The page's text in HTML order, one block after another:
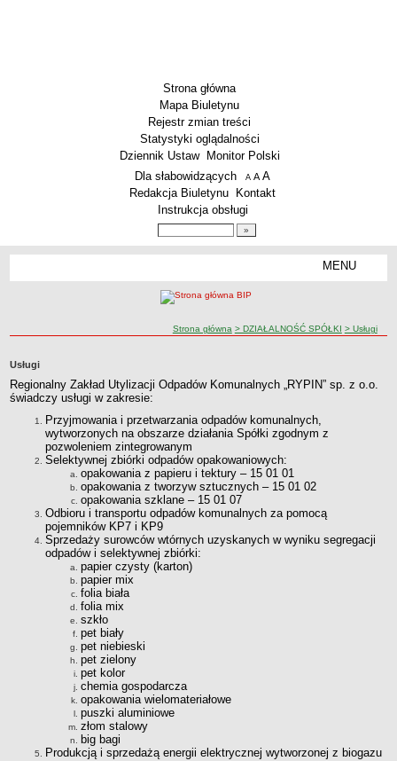
Strona główna
Mapa Biuletynu
Rejestr zmian treści
Statystyki oglądalności
Dziennik Ustaw
Monitor Polski
Menu dodatkowe
Dla słabowidzących A pomniejsz czcionkę
A standardowy rozmiar czcionki
A
Redakcja Biuletynu
Kontakt
Instrukcja obsługi
MENU
Przedmiot działalności wg. PKD
Godziny urzędowania
WŁADZE I STRUKTURA
Organy Spółki i ich kompetencje
Struktura własnościowa
KOMUNIKATY
Informacje i komunikaty
Plany postępowań o UZP
Platforma zakupowa
Zamówienia publiczne
DZIAŁALNOŚĆ SPÓŁKI
Historia Zakładu
FINANSE SPÓŁKI
Majątek Spółki
DOFINANSOWANIA
Wojewódzki Fundusz Ochrony Środowiska i Gospodarki Wodnej w
Toruniu
Europejski Fundndusz Rozwoju Regionalnego
ścieżka nawigacji
Strona główna > DZIAŁALNOŚĆ SPÓŁKI > Usługi
Usługi
Regionalny Zakład Utylizacji Odpadów Komunalnych „RYPIN” sp. z o.o.
świadczy usługi w zakresie:
Przyjmowania i przetwarzania odpadów komunalnych,
wytworzonych na obszarze działania Spółki zgodnym z
pozwoleniem zintegrowanym
Selektywnej zbiórki odpadów opakowaniowych:
opakowania z papieru i tektury – 15 01 01
opakowania z tworzyw sztucznych – 15 01 02
opakowania szklane – 15 01 07
Odbioru i transportu odpadów komunalnych za pomocą
pojemników KP7 i KP9
Sprzedaży surowców wtórnych uzyskanych w wyniku segregacji
odpadów i selektywnej zbiórki:
papier czysty (karton)
papier mix
folia biała
folia mix
szkło
pet biały
pet niebieski
pet zielony
pet kolor
chemia gospodarcza
opakowania wielomateriałowe
puszki aluminiowe
złom stalowy
big bagi
Produkcją i sprzedażą energii elektrycznej wytworzonej z biogazu